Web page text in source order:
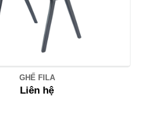
GHẾ FILA
Liên hệ